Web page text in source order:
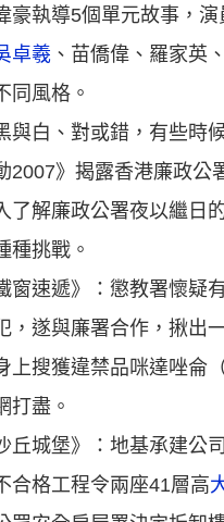
豪執導5個單元故事，演
卓羲 、苗僑偉、羅家英
同風格。
與白、對或錯，有些時
2007》揭露香港廉政公
了解廉政公署夜以繼日
種挑戰。
窗速遞》：懲教署懷疑
，遂與廉署合作，揪出
上搜獲違禁品咪達唑侖
打盡。
丘城堡》：地基承建公
合格工程令兩座41層高